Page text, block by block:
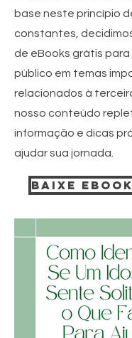
base neste princípio
constantes,
de eBooks grátis para
público em temas
relacionados à
nosso conteúdo
informação e dicas
ajudar sua jornada.
Baixe